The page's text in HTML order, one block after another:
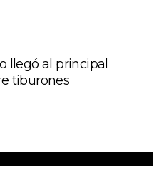
llegó al principal
tiburones